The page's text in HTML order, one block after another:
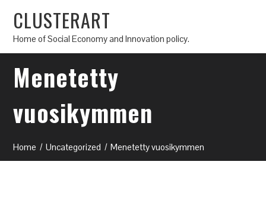
CLUSTERART
Home of Social Economy and Innovation policy.
Menetetty
vuosikymmen
Home Uncategorized Menetetty vuosikymmen